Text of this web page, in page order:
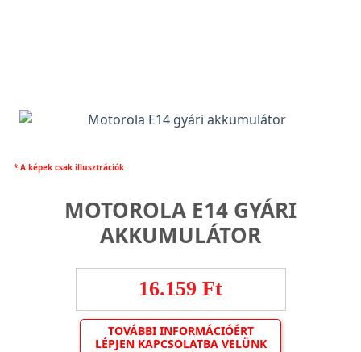
* A képek csak illusztrációk
MOTOROLA E14 GYÁRI
AKKUMULÁTOR
16.159 Ft
TOVÁBBI INFORMÁCIÓÉRT
LÉPJEN KAPCSOLATBA VELÜNK